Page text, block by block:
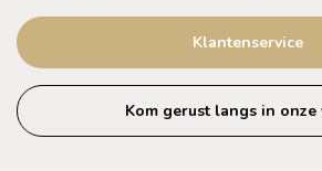
Klantenservice
Kom gerust langs in